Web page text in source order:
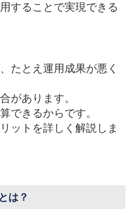
することで実現できる
たとえ運用成果が悪く
があります。
できるからです。
ットを詳しく解説しま
は？